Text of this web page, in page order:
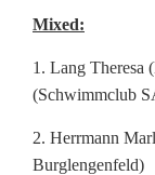
Mixed:
1. Lang Theresa
(Schwimmclub
2. Herrmann
Burglengenfeld)